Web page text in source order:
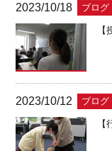
2023/10/18 ブログ
2023/10/12 ブログ